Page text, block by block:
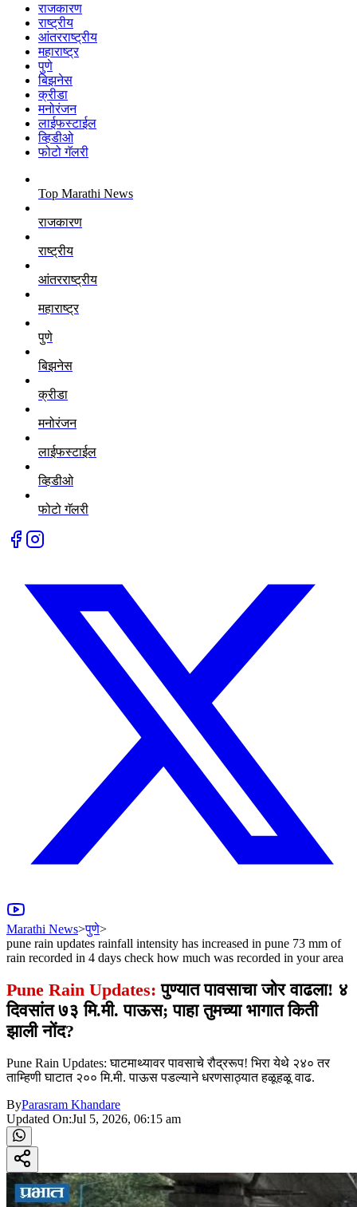
राजकारण
राष्ट्रीय
आंतरराष्ट्रीय
महाराष्ट्र
पुणे
बिझनेस
क्रीडा
मनोरंजन
लाईफस्टाईल
व्हिडीओ
फोटो गॅलरी
Top Marathi News
राजकारण
राष्ट्रीय
आंतरराष्ट्रीय
महाराष्ट्र
पुणे
बिझनेस
क्रीडा
मनोरंजन
लाईफस्टाईल
व्हिडीओ
फोटो गॅलरी
Marathi News>पुणे>
pune rain updates rainfall intensity has increased in pune 73 mm of
rain recorded in 4 days check how much was recorded in your area
Pune Rain Updates: पुण्यात पावसाचा जोर वाढला! ४
दिवसांत ७३ मि.मी. पाऊस; पाहा तुमच्या भागात किती
झाली नोंद?
Pune Rain Updates: घाटमाथ्यावर पावसाचे रौद्ररूप! भिरा येथे २४० तर
ताम्हिणी घाटात २०० मि.मी. पाऊस पडल्याने धरणसाठ्यात हळूहळू वाढ.
ByParasram Khandare
Updated On:Jul 5, 2026, 06:15 am